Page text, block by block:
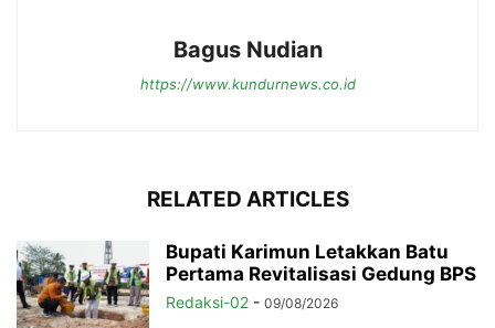
Bagus Nudian
https://www.kundurnews.co.id
RELATED ARTICLES
Bupati Karimun Letakkan Batu
Pertama Revitalisasi Gedung BPS
Redaksi-02 - 09/08/2026